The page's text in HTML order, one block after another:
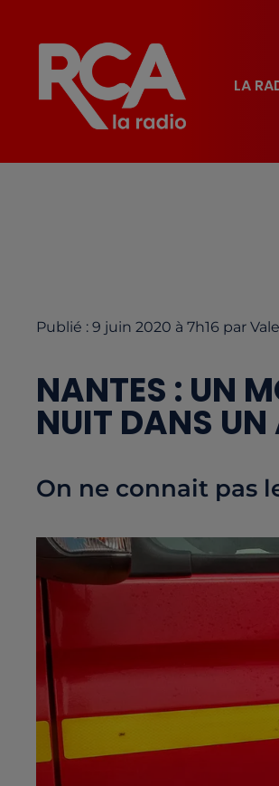
LA
Publié : 9 juin 2020 à 7h16 par
NANTES : UN
NUIT DANS
On ne connait pas